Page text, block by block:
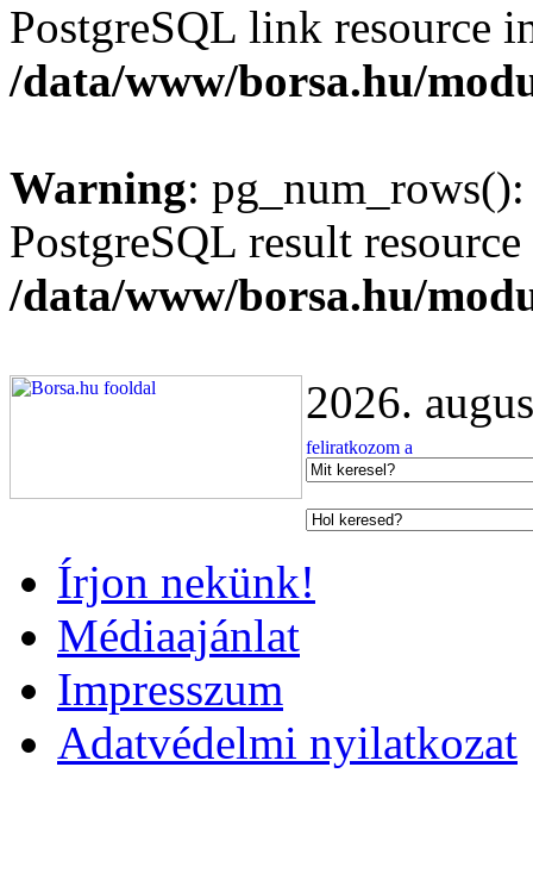
PostgreSQL link resource
/data/www/borsa.hu/
Warning:
PostgreSQL result
/data/www/borsa.hu/
2026.
Írjon nekünk!
Médiaajánlat
Impresszum
Adatvédelmi nyilatkozat